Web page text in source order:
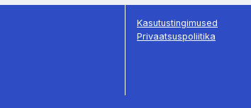
Kasutustingimused
Privaatsuspoliitika